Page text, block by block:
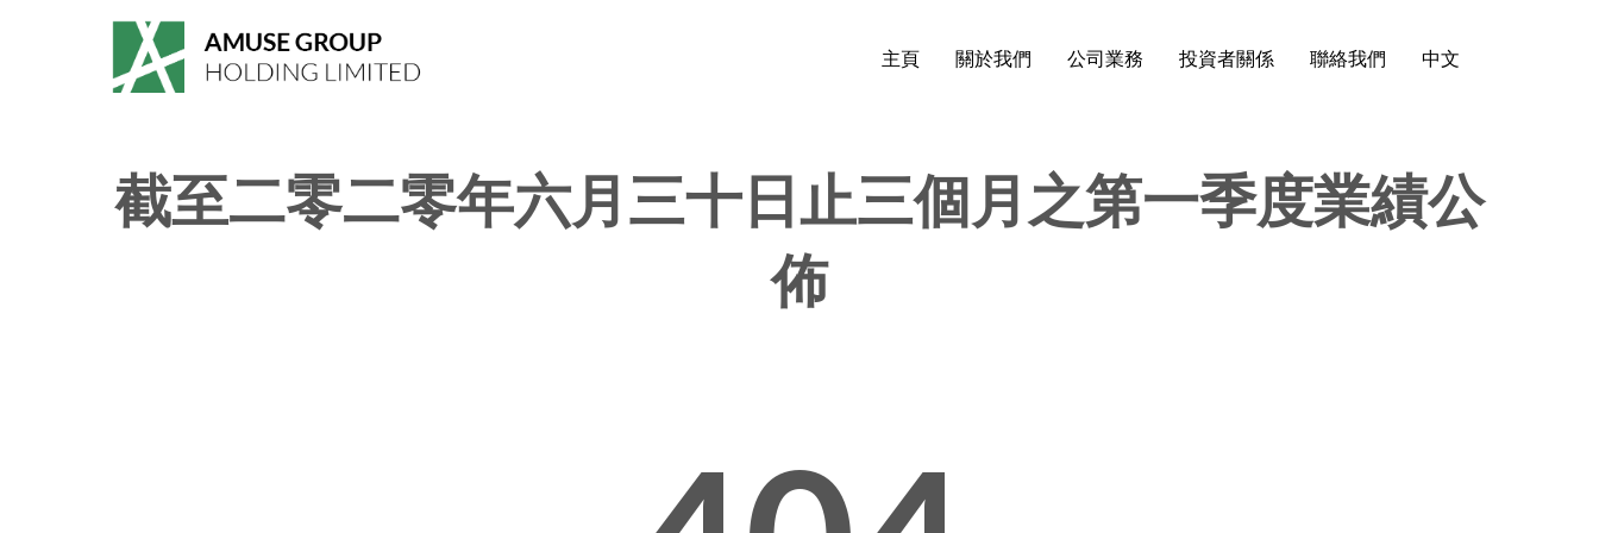
主頁 關於我們 公司業務 投資者關係 聯絡我們 中文
截至二零二零年六月三十日止三個月之第一季度業績公
佈